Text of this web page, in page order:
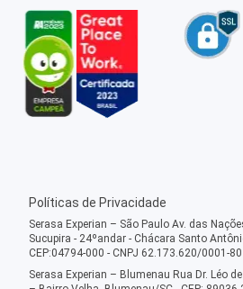
Políticas de Privacidade
Serasa Experian – São Paulo Av. das
Sucupira - 24ºandar - Chácara Santo
CEP:04794-000 - CNPJ 62.173.620/0001-80
Serasa Experian – Blumenau Rua Dr. Léo